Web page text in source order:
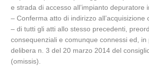
e strada di accesso all’impianto depuratore
– Conferma atto di indirizzo all’acquisizione
– di tutti gli atti allo stesso precedenti,
consequenziali e comunque connessi ed, in
delibera n. 3 del 20 marzo 2014 del
(omissis).